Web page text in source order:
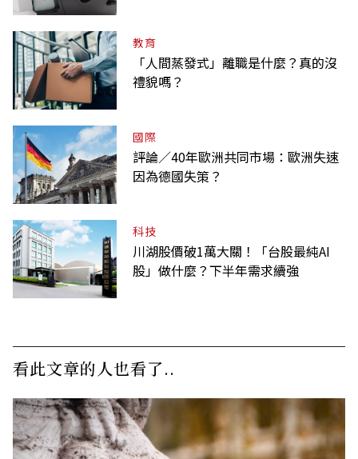
教育
「人間蒸發式」離職是什麼？真的沒
禮貌嗎？
國際
評論／40年歐洲共同市場：歐洲失速
因為德國失策？
科技
川湖股價破1萬大關！「台股最純AI
股」做什麼？下半年需求續強
看此文章的人也看了..